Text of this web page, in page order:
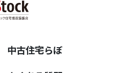
中古住宅らぼ